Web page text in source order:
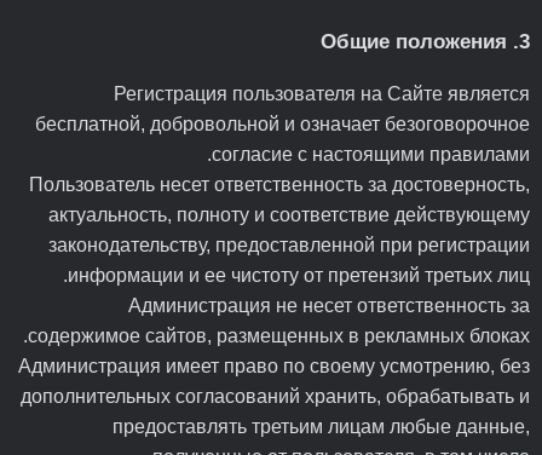
Регистрация пользователя на Сайте является
бесплатной, добровольной и означает безоговорочное
согласие с настоящими правилами.
Пользователь несет ответственность за достоверность,
актуальность, полноту и соответствие действующему
законодательству, предоставленной при регистрации
информации и ее чистоту от претензий третьих лиц.
Администрация не несет ответственность за
содержимое сайтов, размещенных в рекламных блоках.
Администрация имеет право по своему усмотрению, без
дополнительных согласований хранить, обрабатывать и
предоставлять третьим лицам любые данные,